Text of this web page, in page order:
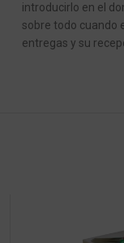
introducirlo en el
sobre todo cuando
entregas y su